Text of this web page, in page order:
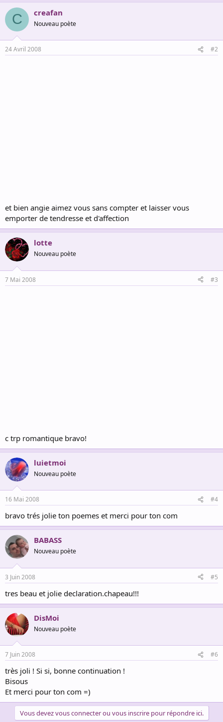
C creafan
Nouveau poète
24 Avril 2008 #2
et bien angie aimez vous sans compter et laisser vous
emporter de tendresse et d'affection
lotte
Nouveau poète
7 Mai 2008 #3
c trp romantique bravo!
luietmoi
Nouveau poète
16 Mai 2008 #4
bravo trés jolie ton poemes et merci pour ton com
BABASS
Nouveau poète
3 Juin 2008 #5
tres beau et jolie declaration.chapeau!!!
DisMoi
Nouveau poète
7 Juin 2008 #6
très joli ! Si si, bonne continuation !
Bisous
Et merci pour ton com =)
Vous devez vous connecter ou vous inscrire pour répondre ici.